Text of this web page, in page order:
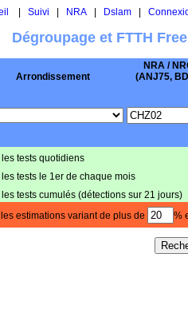
Suivi NRA| Dslam|
Dégroupage et FTTH
Arrondissement
NRA /
(ANJ75,
les tests quotidiens
les tests le 1er de chaque mois
les tests cumulés (détections sur 21 jours)
les estimations variant de plus de %